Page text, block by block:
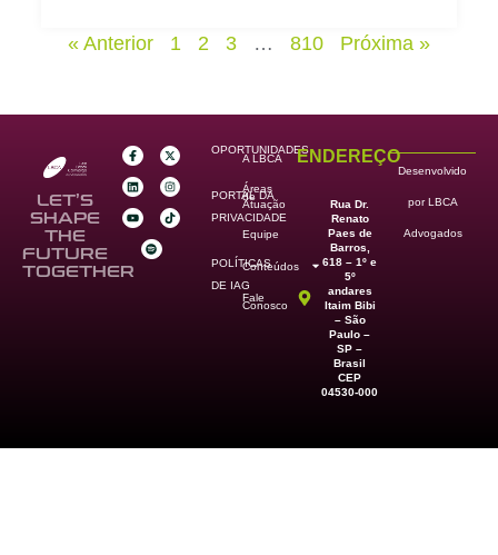
« Anterior 1 2 3 … 810 Próxima »
LET’S
SHAPE
THE
FUTURE
TOGETHER
OPORTUNIDADES
PORTAL DA
PRIVACIDADE
POLÍTICAS
DE IAG
A LBCA
Áreas
de
Atuação
Equipe
Conteúdos
Fale
Conosco
ENDEREÇO
Rua Dr.
Renato
Paes de
Barros,
618 – 1º e
5º
andares
Itaim Bibi
– São
Paulo –
SP –
Brasil
CEP
04530-000
Desenvolvido
por LBCA
Advogados